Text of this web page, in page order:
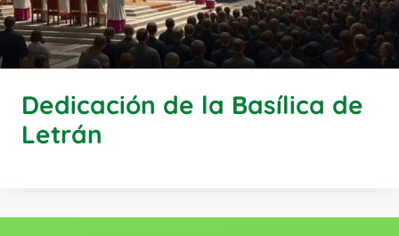
Dedicación de la Basílica de
Letrán